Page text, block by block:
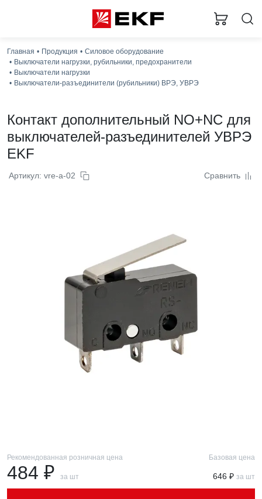
Главная Продукция
Силовое оборудование
Выключатели нагрузки, рубильники, предохранители
Выключатели нагрузки
Выключатели-разъединители (рубильники) ВРЭ, УВРЭ
Контакт дополнительный NO+NC для
выключателей-разъединителей УВРЭ
EKF
Артикул: vre-a-02 Сравнить
Рекомендованная розничная цена
484 ₽ за шт
Базовая цена
646 ₽ за шт